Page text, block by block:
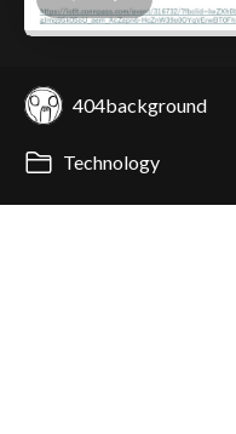
404background
Technology